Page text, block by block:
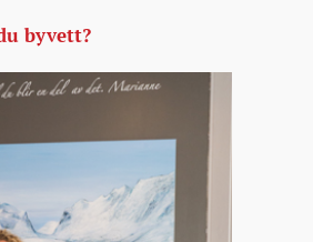
byvett?